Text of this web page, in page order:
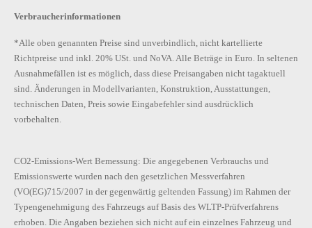
Verbraucherinformationen
*Alle oben genannten Preise sind unverbindlich, nicht kartellierte
Richtpreise und inkl. 20% USt. und NoVA. Alle Beträge in Euro. In seltenen
Ausnahmefällen ist es möglich, dass diese Preisangaben nicht tagaktuell
sind. Änderungen in Modellvarianten, Konstruktion, Ausstattungen,
technischen Daten, Preis sowie Eingabefehler sind ausdrücklich
vorbehalten.
CO2-Emissions-Wert Bemessung: Die angegebenen Verbrauchs und
Emissionswerte wurden nach den gesetzlichen Messverfahren
(VO(EG)715/2007 in der gegenwärtig geltenden Fassung) im Rahmen der
Typengenehmigung des Fahrzeugs auf Basis des WLTP-Prüfverfahrens
erhoben. Die Angaben beziehen sich nicht auf ein einzelnes Fahrzeug und